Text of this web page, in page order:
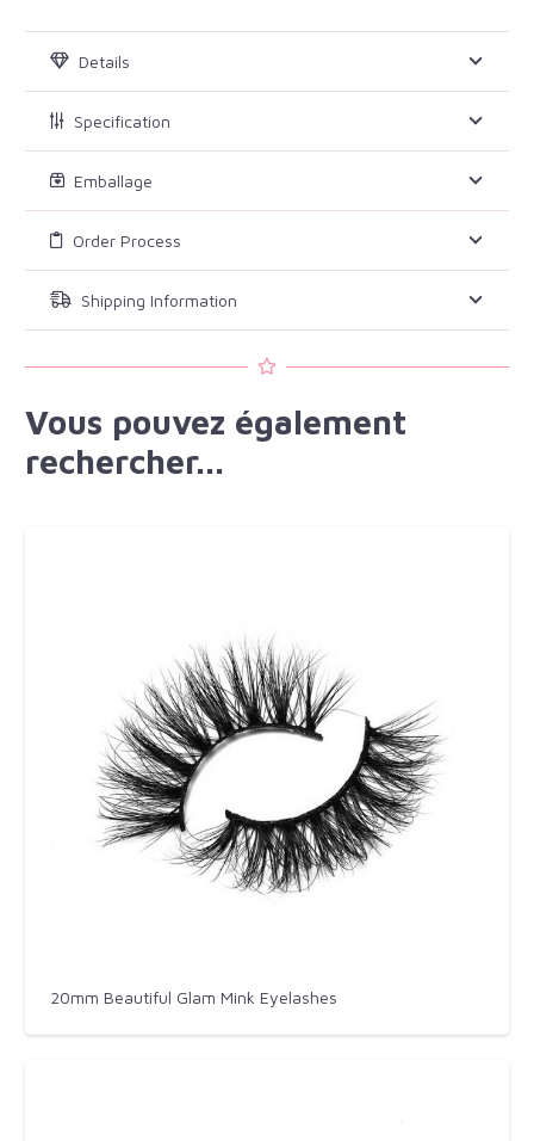
Details
Specification
Emballage
Order Process
Shipping Information
Vous pouvez également
rechercher...
20mm Beautiful Glam Mink Eyelashes